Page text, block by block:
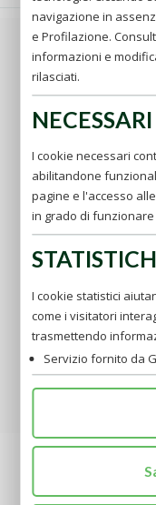
Son certo che
abiezioni, e io vi
per meglio dire,
inclinazione; e
vocazione e
carissime figliole
abiezione ?
amò tanto la sua,
questo basti (FdL,
navigazione in
e Profilazione.
informazioni e
rilasciati.
NECESSARI
I cookie necessari
abilitandone
pagine e l'accesso
in grado di
I cookie statistici
come i visitatori
trasmettendo
Servizio fornito da